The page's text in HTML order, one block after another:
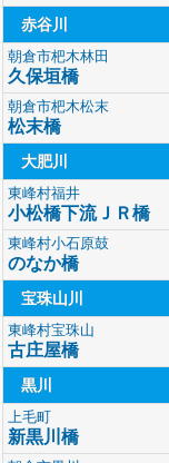
赤谷川
朝倉市杷木林田
久保垣橋
朝倉市杷木松末
松末橋
大肥川
東峰村福井
小松橋下流ＪＲ橋
東峰村小石原鼓
のなか橋
宝珠山川
東峰村宝珠山
古庄屋橋
黒川
上毛町
新黒川橋